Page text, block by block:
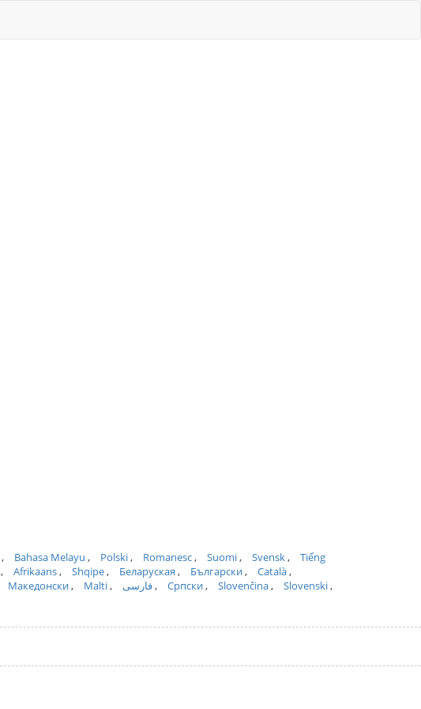
Bahasa Melayu Polski Romanesc Suomi Svensk
Tiếng
Afrikaans Shqipe Беларуская Български
Català
Македонски Malti فارسی Српски Slovenčina
Slovenski